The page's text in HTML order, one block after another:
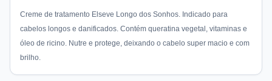
Creme de tratamento Elseve Longo dos Sonhos. Indicado para
cabelos longos e danificados. Contém queratina vegetal, vitaminas e
óleo de ricino. Nutre e protege, deixando o cabelo super macio e com
brilho.